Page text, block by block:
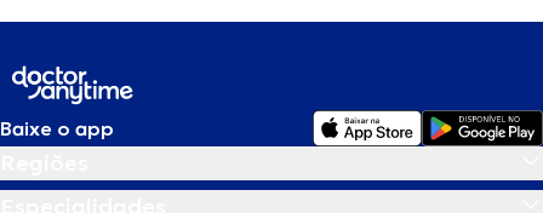
Baixe o app